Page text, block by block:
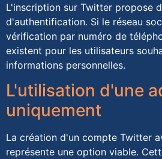
L'inscription sur Twitter propose
d'authentification. Si le réseau
vérification par numéro de
existent pour les utilisateurs
informations personnelles.
L'utilisation d'une
uniquement
La création d'un compte Twitter
représente une option viable.